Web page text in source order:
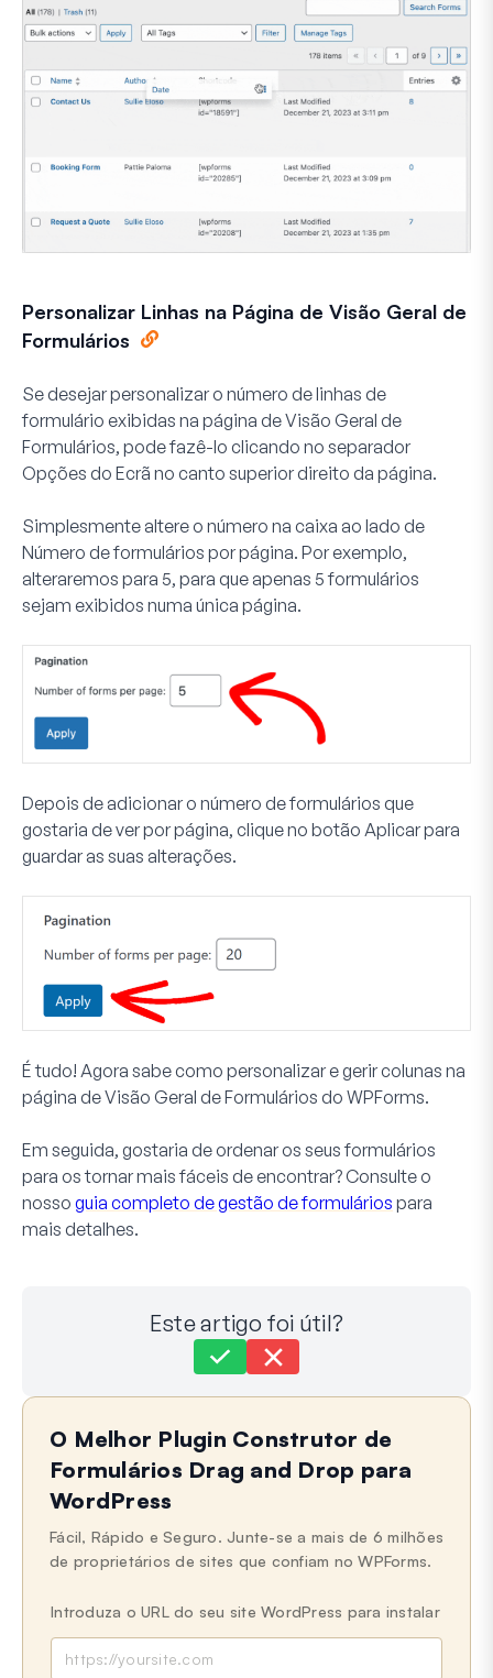
Personalizar Linhas na Página de Visão Geral de
Formulários
Se desejar personalizar o número de linhas de
formulário exibidas na página de Visão Geral de
Formulários, pode fazê-lo clicando no separador
Opções do Ecrã no canto superior direito da página.
Simplesmente altere o número na caixa ao lado de
Número de formulários por página. Por exemplo,
alteraremos para 5, para que apenas 5 formulários
sejam exibidos numa única página.
Depois de adicionar o número de formulários que
gostaria de ver por página, clique no botão Aplicarpara
guardar as suas alterações.
É tudo! Agora sabe como personalizar e gerir colunas na
página de Visão Geral de Formulários do WPForms.
Em seguida, gostaria de ordenar os seus formulários
para os tornar mais fáceis de encontrar? Consulte o
nosso guia completo de gestão de formulários para
mais detalhes.
Este artigo foi útil?
Ainda preso?
Última atualização em 21 de maio de 2024
O Melhor Plugin Construtor de
Formulários Drag and Drop para
WordPress
Fácil, Rápido e Seguro. Junte-se a mais de 6 milhões
de proprietários de sites que confiam no WPForms.
Introduza o URL do seu site WordPress para instalar